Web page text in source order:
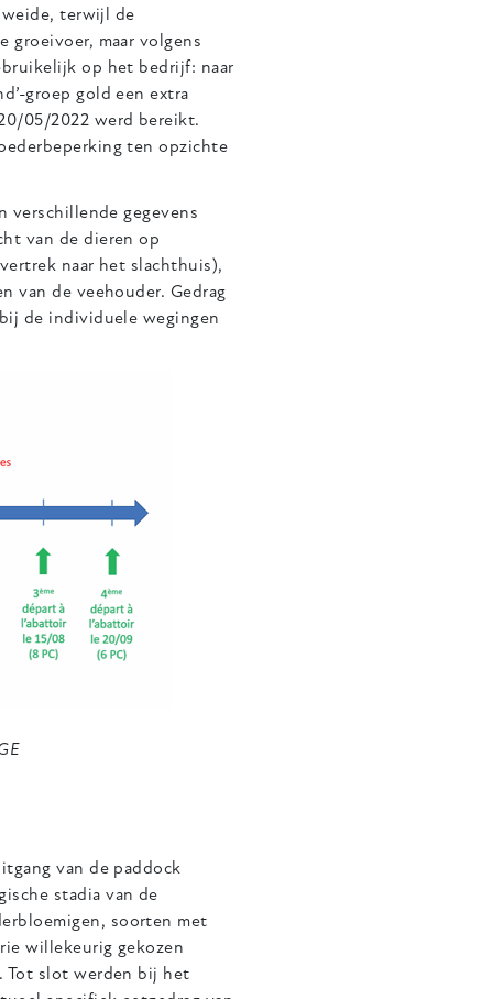
weide, terwijl de
groeivoer, maar volgens
op het bedrijf: naar
groep gold een extra
05/2022 werd bereikt.
ten opzichte
verschillende gegevens
van de dieren op
naar het slachthuis),
van de veehouder. Gedrag
de individuele wegingen
van de paddock
stadia van de
soorten met
willekeurig gekozen
Tot slot werden bij het